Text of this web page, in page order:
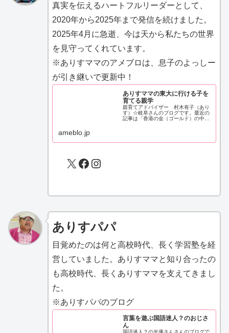
真実を伝えるハートフルリーダーとして、
2020年から2025年まで発信を続けました。
2025年4月に急逝、今は天から私たちの世界
を見守ってくれています。
※ありすママのアメブロは、息子のよっしー
が引き継いで更新中！
ありすママの東大に行ける子を
育てる親学
親育てアドバイザー 村木有子（あり
す）☆岐阜さんのブログです。最近の
記事は「香港の金（ゴールド）の中央
ameblo.jp
X Facebook
Instagram
ありすパパ
目覚めたのは何と高校時代、長く学習塾を経
営していました。ありすママと知り合ったの
も高校時代、長くありすママを支えてきまし
た。
※ありすパパのブログ
言葉を遊ぶ国語迷人？のおじさ
ん
国語迷人？の光康さんさんのブログで